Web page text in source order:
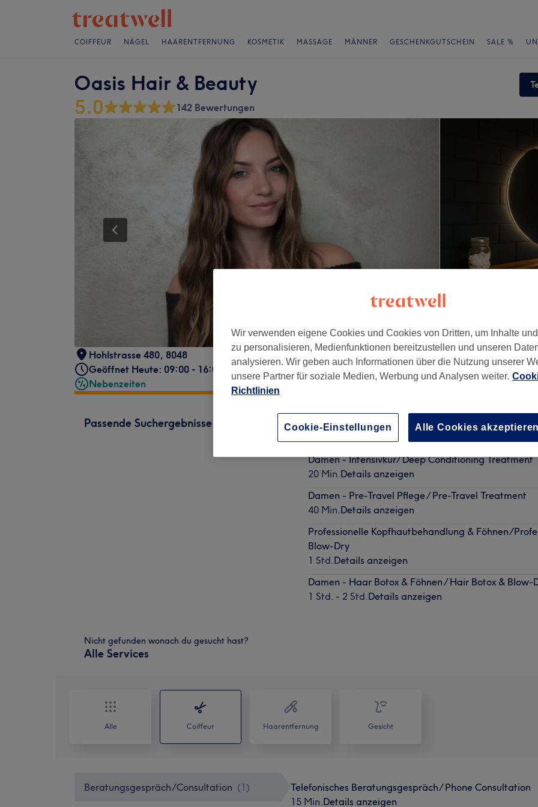
COIFFEUR NÄGEL HAARENTFERNUNG KOSMETIK MASSAGE MÄNNER GESCHENKGUTSCHEIN SALE %
Oasis Hair & Beauty
5.0 142 Bewertungen
Hohlstrasse 480, 8048
Geöffnet Heute: 09:00 - 16:00
Nebenzeiten
Passende Suchergebnisse
Telefonisches Beratungsgespräch/ Phone
Damen - Intensivkur/ Deep Conditioning Treatment
20 Min.Details anzeigen
Damen - Pre-Travel Pflege / Pre-Travel Treatment
40 Min.Details anzeigen
Professionelle Kopfhautbehandlung & Föhnen/
Blow-Dry
1 Std.Details anzeigen
Damen - Haar Botox & Föhnen / Hair Botox & Blow-
1 Std. - 2 Std.Details anzeigen
Nicht gefunden wonach du gesucht hast?
Alle Services
Alle Coiffeur Haarentfernung Gesicht
Beratungsgespräch/Consultation (1 )
Telefonisches Beratungsgespräch/ Phone Consultation
15 Min.Details anzeigen
Wir verwenden eigene Cookies und Cookies von Dritten, um Inhalte
zu personalisieren, Medienfunktionen bereitzustellen und unseren
analysieren. Wir geben auch Informationen über die Nutzung unserer
unsere Partner für soziale Medien, Werbung und Analysen weiter.
Richtlinien
Alle Cookies akzeptieren
Cookie-Einstellungen